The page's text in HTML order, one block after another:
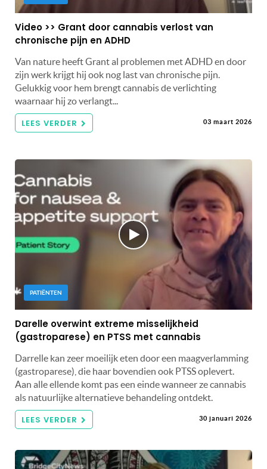
Video >> Grant door cannabis verlost van
chronische pijn en ADHD
Van nature heeft Grant al problemen met ADHD en door
zijn werk krijgt hij ook nog last van chronische pijn.
Gelukkig voor hem brengt cannabis de verlichting
waarnaar hij zo verlangt...
LEES VERDER 03 maart 2026
PATIËNTEN
Darelle overwint extreme misselijkheid
(gastroparese) en PTSS met cannabis
Darrelle kan zeer moeilijk eten door een maagverlamming
(gastroparese), die haar bovendien ook PTSS oplevert.
Aan alle ellende komt pas een einde wanneer ze cannabis
als natuurlijke alternatieve behandeling ontdekt.
LEES VERDER 30 januari 2026